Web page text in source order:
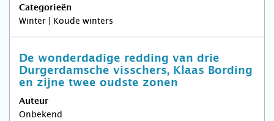
Categorieën
Winter | Koude winters
De wonderdadige redding van drie
Durgerdamsche visschers, Klaas Bording
en zijne twee oudste zonen
Auteur
Onbekend